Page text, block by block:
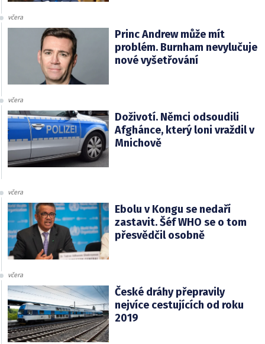
včera
Princ Andrew může mít
problém. Burnham nevylučuje
nové vyšetřování
včera
Doživotí. Němci odsoudili
Afghánce, který loni vraždil v
Mnichově
včera
Ebolu v Kongu se nedaří
zastavit. Šéf WHO se o tom
přesvědčil osobně
včera
České dráhy přepravily
nejvíce cestujících od roku
2019